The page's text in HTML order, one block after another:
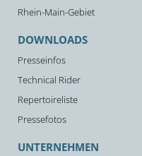
Rhein-Main-Gebiet
DOWNLOADS
Presseinfos
Technical Rider
Repertoireliste
Pressefotos
UNTERNEHMEN